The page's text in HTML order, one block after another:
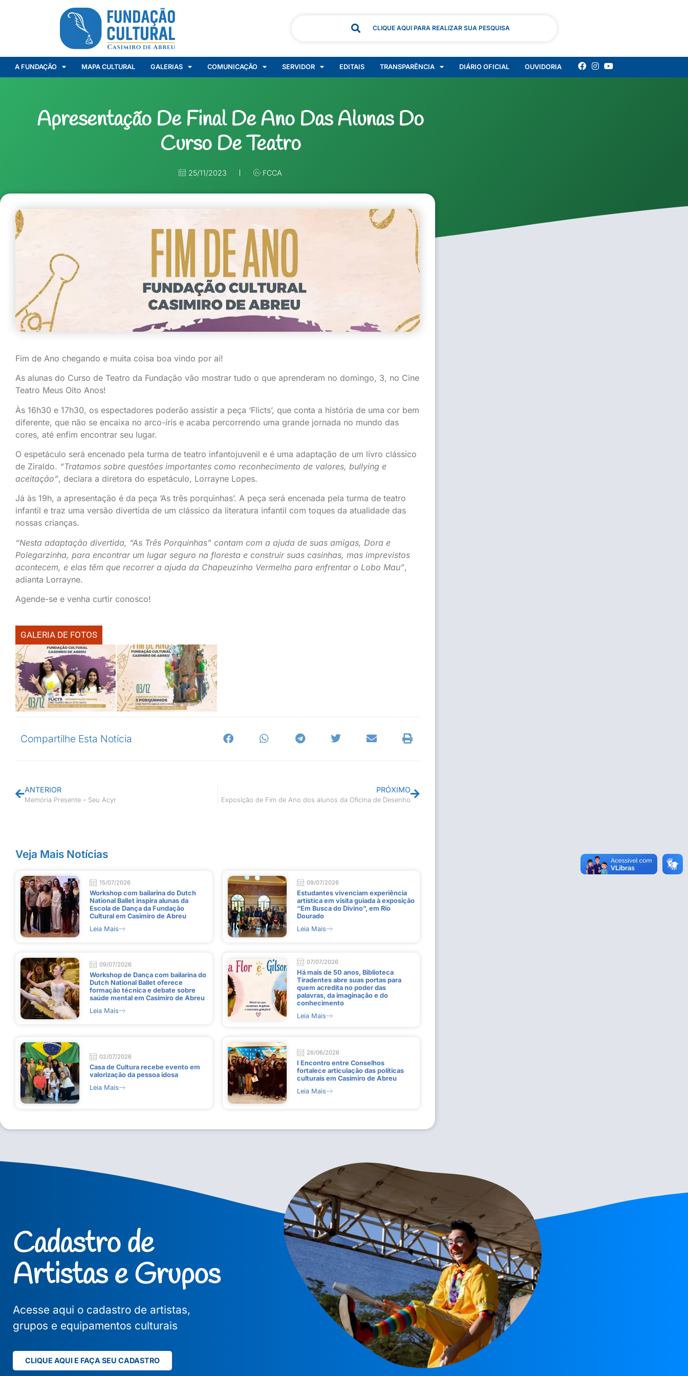
CLIQUE AQUI PARA REALIZAR SUA PESQUISA
A FUNDAÇÃO MAPA CULTURAL GALERIAS COMUNICAÇÃO SERVIDOR EDITAIS TRANSPARÊNCIA DIÁRIO OFICIAL OUVIDORIA
Apresentação De Final De Ano Das Alunas Do
Curso De Teatro
25/11/2023 FCCA
Fim de Ano chegando e muita coisa boa vindo por aí!
As alunas do Curso de Teatro da Fundação vão mostrar tudo o que aprenderam no domingo, 3, no Cine
Teatro Meus Oito Anos!
Às 16h30 e 17h30, os espectadores poderão assistir a peça ‘Flicts’, que conta a história de uma cor bem
diferente, que não se encaixa no arco-íris e acaba percorrendo uma grande jornada no mundo das
cores, até enfim encontrar seu lugar.
O espetáculo será encenado pela turma de teatro infantojuvenil e é uma adaptação de um livro clássico
de Ziraldo. “Tratamos sobre questões importantes como reconhecimento de valores, bullying e
aceitação”, declara a diretora do espetáculo, Lorrayne Lopes.
Já às 19h, a apresentação é da peça ‘As três porquinhas’. A peça será encenada pela turma de teatro
infantil e traz uma versão divertida de um clássico da literatura infantil com toques da atualidade das
nossas crianças.
“Nesta adaptação divertida, “As Três Porquinhas” contam com a ajuda de suas amigas, Dora e
Polegarzinha, para encontrar um lugar seguro na floresta e construir suas casinhas, mas imprevistos
acontecem, e elas têm que recorrer a ajuda da Chapeuzinho Vermelho para enfrentar o Lobo Mau”,
adianta Lorrayne.
Agende-se e venha curtir conosco!
GALERIA DE FOTOS
Compartilhe Esta Notícia
ANTERIOR
Memória Presente – Seu Acyr
PRÓXIMO
Exposição de Fim de Ano dos alunos da Oficina de Desenho
Veja Mais Notícias
15/07/2026
Workshop com bailarina do Dutch
National Ballet inspira alunas da
Escola de Dança da Fundação
Cultural em Casimiro de Abreu
Leia Mais
09/07/2026
Estudantes vivenciam experiência
artística em visita guiada à exposição
“Em Busca do Divino”, em Rio
Dourado
Leia Mais
09/07/2026
Workshop de Dança com bailarina do
Dutch National Ballet oferece
formação técnica e debate sobre
saúde mental em Casimiro de Abreu
Leia Mais
07/07/2026
Há mais de 50 anos, Biblioteca
Tiradentes abre suas portas para
quem acredita no poder das
palavras, da imaginação e do
conhecimento
Leia Mais
02/07/2026
Casa de Cultura recebe evento em
valorização da pessoa idosa
Leia Mais
26/06/2026
I Encontro entre Conselhos
fortalece articulação das políticas
culturais em Casimiro de Abreu
Leia Mais
Cadastro de
Artistas e Grupos
Acesse aqui o cadastro de artistas,
grupos e equipamentos culturais
CLIQUE AQUI E FAÇA SEU CADASTRO